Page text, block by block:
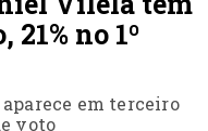
no 1º
em terceiro
voto